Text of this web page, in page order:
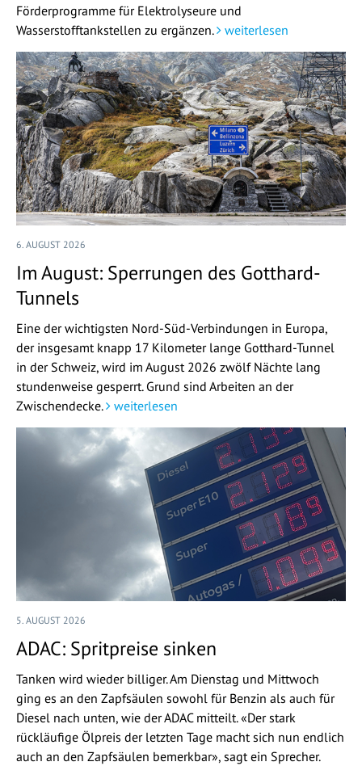
Förderprogramme für Elektrolyseure und
Wasserstofftankstellen zu ergänzen.
weiterlesen
6. AUGUST 2026
Im August: Sperrungen des Gotthard-
Tunnels
Eine der wichtigsten Nord-Süd-Verbindungen in Europa,
der insgesamt knapp 17 Kilometer lange Gotthard-Tunnel
in der Schweiz, wird im August 2026 zwölf Nächte lang
stundenweise gesperrt. Grund sind Arbeiten an der
Zwischendecke.
weiterlesen
5. AUGUST 2026
ADAC: Spritpreise sinken
Tanken wird wieder billiger. Am Dienstag und Mittwoch
ging es an den Zapfsäulen sowohl für Benzin als auch für
Diesel nach unten, wie der ADAC mitteilt. «Der stark
rückläufige Ölpreis der letzten Tage macht sich nun endlich
auch an den Zapfsäulen bemerkbar», sagt ein Sprecher.